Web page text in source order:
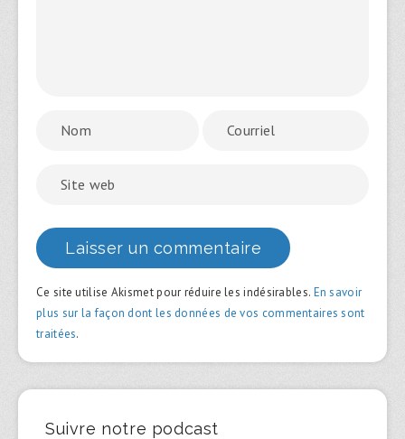
Ce site utilise Akismet pour réduire les indésirables. En savoir
plus sur la façon dont les données de vos commentaires sont
traitées.
Suivre notre podcast